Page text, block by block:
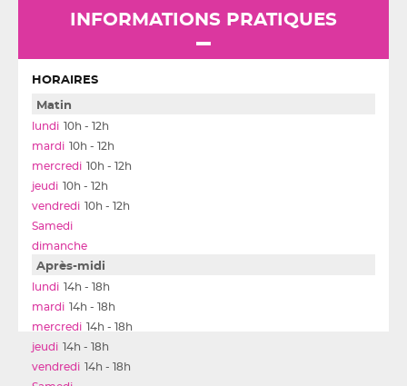
INFORMATIONS PRATIQUES
HORAIRES
Matin
10h - 12h
10h - 12h
10h - 12h
10h - 12h
10h - 12h
Après-midi
14h - 18h
14h - 18h
14h - 18h
14h - 18h
14h - 18h